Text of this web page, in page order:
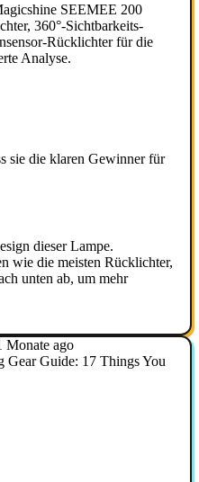
SEEMEE 200
360°-Sichtbarkeits-
Rücklichter für die
Analyse.
sie die klaren Gewinner für
dieser Lampe.
wie die meisten Rücklichter,
unten ab, um mehr
Monate ago